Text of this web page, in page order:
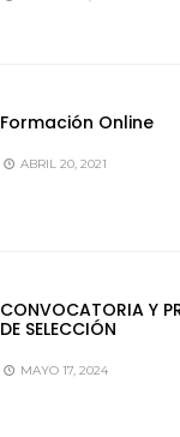
Formación Online
ABRIL 20, 2021
CONVOCATORIA Y
DE SELECCIÓN
MAYO 17, 2024